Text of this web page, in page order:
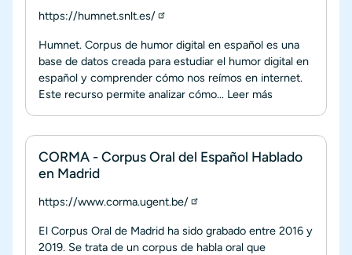
https://humnet.snlt.es/
Humnet. Corpus de humor digital en español es una
base de datos creada para estudiar el humor digital en
español y comprender cómo nos reímos en internet.
Este recurso permite analizar cómo... Leer más
CORMA - Corpus Oral del Español Hablado
en Madrid
https://www.corma.ugent.be/
El Corpus Oral de Madrid ha sido grabado entre 2016 y
2019. Se trata de un corpus de habla oral que